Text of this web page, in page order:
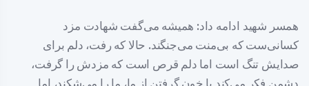
همسر شهید ادامه داد: همیشه می‌گفت شهادت مزد
کسانی‌ست که بی‌منت می‌جنگند. حالا که رفت، دلم برای
صدایش تنگ است اما دلم قرص است که مزدش را گرفت،